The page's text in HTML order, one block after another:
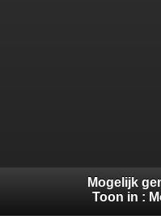
Mogelijk
Toon in :